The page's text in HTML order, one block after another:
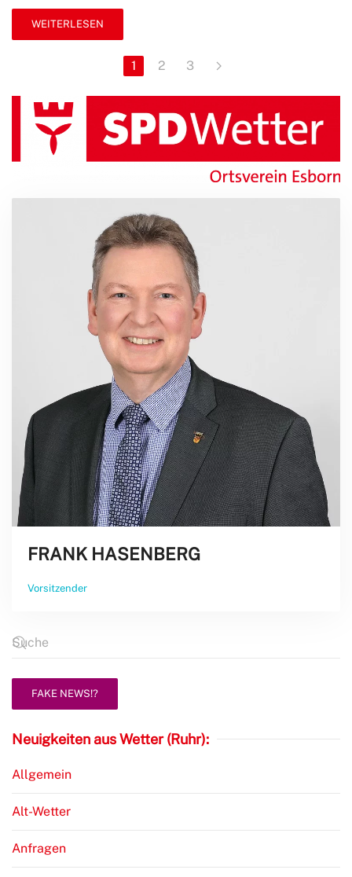
WEITERLESEN
1 2 3
FRANK HASENBERG
Vorsitzender
FAKE NEWS!?
Neuigkeiten aus Wetter (Ruhr):
Allgemein
Alt-Wetter
Anfragen